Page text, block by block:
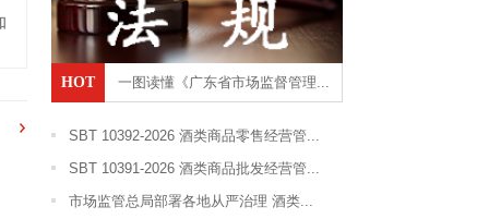
HOT 一图读懂《广东省市场监督管理...
SBT 10392-2026 酒类商品零售经营管...
SBT 10391-2026 酒类商品批发经营管...
市场监管总局部署各地从严治理 酒类...